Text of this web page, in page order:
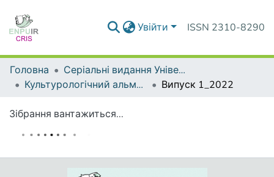
Увійти ISSN 2310-8290
Головна
Серіальні видання Університету
Культурологічний альманах
Випуск 1_2022
Зібрання вантажиться...